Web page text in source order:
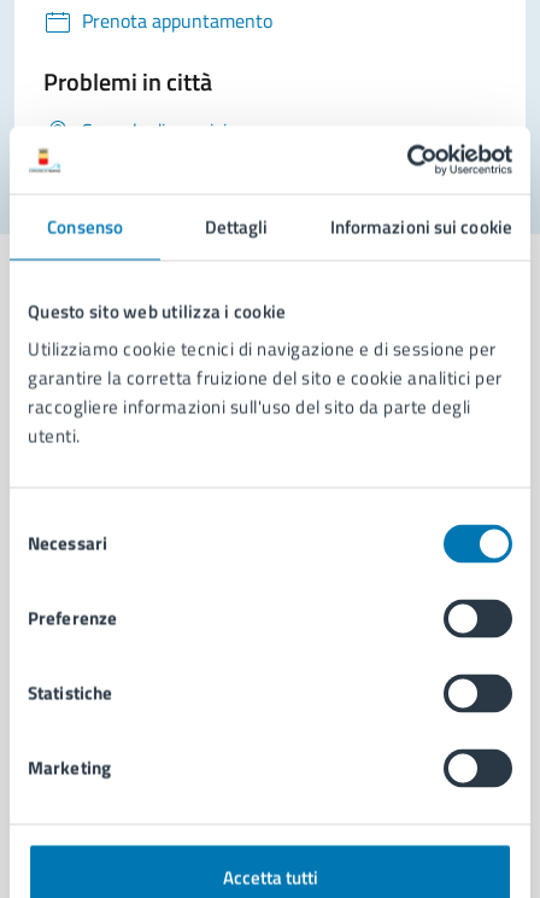
Consenso Dettagli Informazioni sui cookie
Questo sito web utilizza i cookie
Utilizziamo cookie tecnici di navigazione e di sessione per
garantire la corretta fruizione del sito e cookie analitici per
raccogliere informazioni sull'uso del sito da parte degli
utenti.
delNecessari
Preferenze
Statistiche
Marketing
Accetta tutti
Prenota appuntamento
Problemi in città
Segnala disservizio
Comune di Napoli
AMMINISTRAZIONE
Municipalità
Politici
Documenti e dati
Intranet, posta aziendale e protocollo
Anagrafe e stato civile